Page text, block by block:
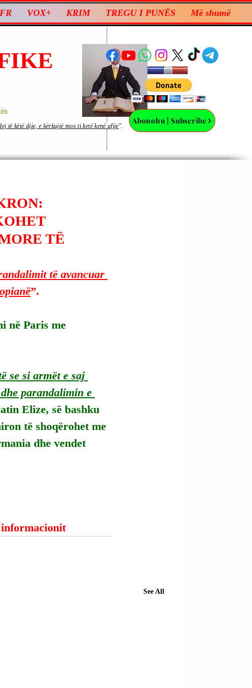
VOX+ KRIM TREGU I PUNËS Më shumë
Abonohu | Subscribe
të këtë dije, e kërkujtë mos ti ketë kenë afije”.
TË
të avancuar
”.
në Paris me
se si armët e saj
parandalimin e
Elize, së bashku
të shoqërohet me
dhe vendet
See All